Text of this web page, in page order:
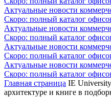
Актуальные новости
Скоро: полный каталог
Актуальные новости
Скоро: полный каталог
Актуальные новости
Скоро: полный каталог
Актуальные новости
Скоро: полный каталог
Главная страница IE
архитектуре и книге в